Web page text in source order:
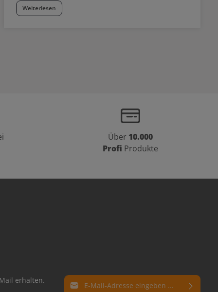
Weiterlesen
Über 10.000
Profi Produkte
erhalten. E-Mail-Adresse*